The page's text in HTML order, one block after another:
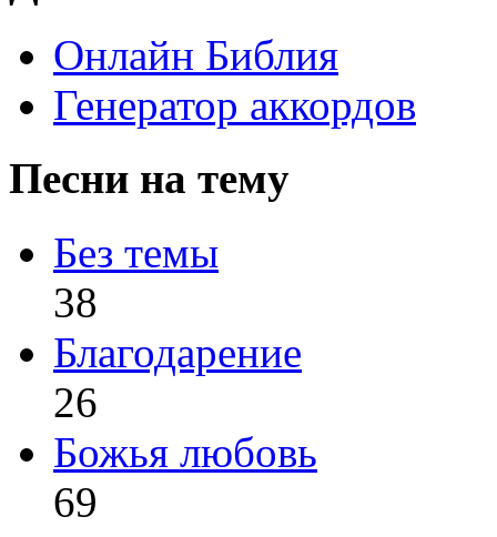
Онлайн Библия
Генератор аккордов
Песни на тему
Без темы
38
Благодарение
26
Божья любовь
69